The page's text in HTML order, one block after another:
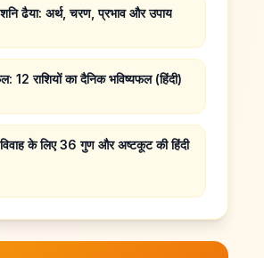
ढैया: अर्थ, चरण, प्रभाव और उपाय
12 राशियों का दैनिक भविष्यफल (हिंदी)
के लिए 36 गुण और अष्टकूट की हिंदी